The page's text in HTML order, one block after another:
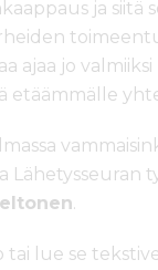
ja
ajaa jo valmiiksi
etäämmälle
Lähetysseuran
.
lue se